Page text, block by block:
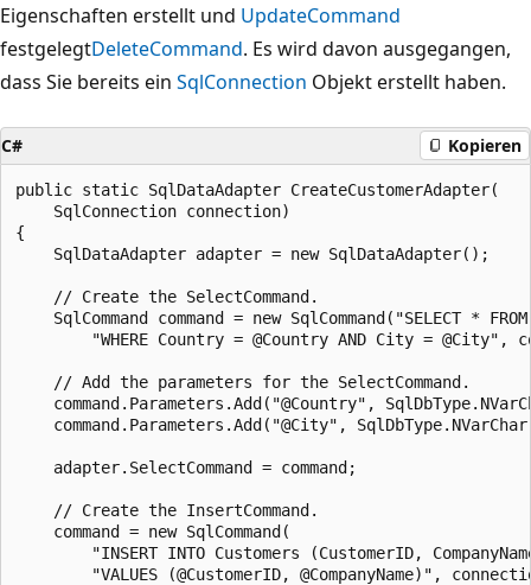
Eigenschaften erstellt und UpdateCommand
festgelegtDeleteCommand. Es wird davon ausgegangen,
dass Sie bereits ein SqlConnection Objekt erstellt haben.
C# Kopieren
public static SqlDataAdapter CreateCustomerAdapter(
    SqlConnection connection)
{
    SqlDataAdapter adapter = new SqlDataAdapter();
    // Create the SelectCommand.
SqlCommand command = new SqlCommand("SELECT *
"WHERE Country = @Country AND City = @City",
    // Add the parameters for the SelectCommand.
command.Parameters.Add("@Country",
command.Parameters.Add("@City",
    adapter.SelectCommand = command;
    // Create the InsertCommand.
    command = new SqlCommand(
"INSERT INTO Customers (CustomerID,
"VALUES (@CustomerID, @CompanyName)",